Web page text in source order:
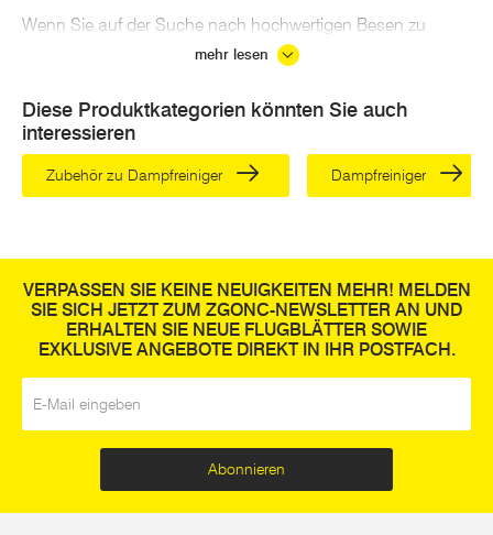
Wenn Sie auf der Suche nach hochwertigen Besen zu
günstigen Preisen sind, sollten Sie sich unbedingt unsere
robuste Borsten, die Schmutz zuverlässig vom Untergrund
lösen. Ein Gummibesen erleichtert Ihnen das effiziente
Aufkehren von Tierhaaren oder Staub. Verwenden Sie
ZGONC Schrubber, um auch festsitzenden Schmutz beim
ZGONC Besen für Hof, Straße und
Terrasse
Während man in Innenräumen oft bevorzugt zum
Staubsauger greift, ist ein guter Besen für Außen
unverzichtbar. Bei ZGONC finden Sie:
Terrassenbesen
Gehsteigbesen
mehr lesen
Diese Produktkategorien könnten Sie auch
interessieren
Zubehör zu Dampfreiniger Dampfreiniger
VERPASSEN SIE KEINE NEUIGKEITEN MEHR! MELDEN
SIE SICH JETZT ZUM ZGONC-NEWSLETTER AN UND
ERHALTEN SIE NEUE FLUGBLÄTTER SOWIE
EXKLUSIVE ANGEBOTE DIREKT IN IHR POSTFACH.
Abonnieren